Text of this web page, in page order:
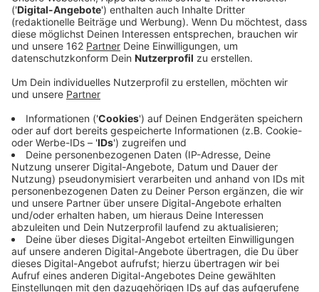
Anzeige
Kurz vor Weihnachten wird in NRW wieder im
Einzelhandel gestreikt. Seit Mitternacht sind auch die
Mitarbeiter bei Amazon in Rheinberg aufgerufen, ihre
Arbeit niederzulegen. Gestreikt wird laut Verdi bis
einschließlich Samstag - also kurz vor Heiligabend. Die
Gewerkschaft fordert schon seit Jahren von Amazon,
die Flächentarifverträge für den Einzel- und
Versandhandel anzuerkennen und einen Tarifvertrag
abzuschließen. Auch an anderen Amazon-Standorten in
NRW wird gestreikt. Dazu sind mehrere Kundgebungen
geplant.
Anzeige